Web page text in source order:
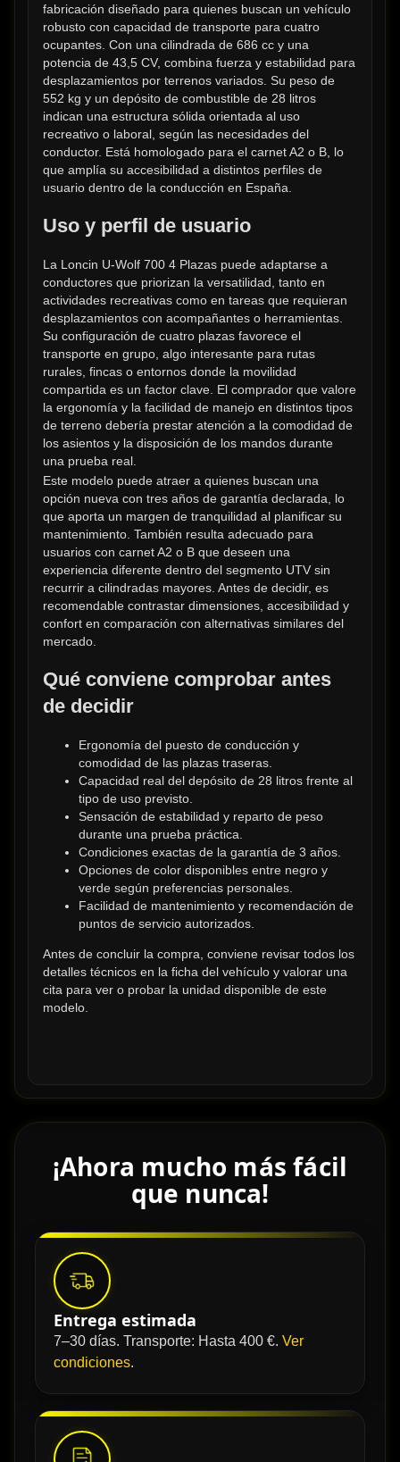
fabricación diseñado para quienes buscan un vehículo
robusto con capacidad de transporte para cuatro
ocupantes. Con una cilindrada de 686 cc y una
potencia de 43,5 CV, combina fuerza y estabilidad para
desplazamientos por terrenos variados. Su peso de
552 kg y un depósito de combustible de 28 litros
indican una estructura sólida orientada al uso
recreativo o laboral, según las necesidades del
conductor. Está homologado para el carnet A2 o B, lo
que amplía su accesibilidad a distintos perfiles de
usuario dentro de la conducción en España.
Uso y perfil de usuario
La Loncin U-Wolf 700 4 Plazas puede adaptarse a
conductores que priorizan la versatilidad, tanto en
actividades recreativas como en tareas que requieran
desplazamientos con acompañantes o herramientas.
Su configuración de cuatro plazas favorece el
transporte en grupo, algo interesante para rutas
rurales, fincas o entornos donde la movilidad
compartida es un factor clave. El comprador que valore
la ergonomía y la facilidad de manejo en distintos tipos
de terreno debería prestar atención a la comodidad de
los asientos y la disposición de los mandos durante
una prueba real.
Este modelo puede atraer a quienes buscan una
opción nueva con tres años de garantía declarada, lo
que aporta un margen de tranquilidad al planificar su
mantenimiento. También resulta adecuado para
usuarios con carnet A2 o B que deseen una
experiencia diferente dentro del segmento UTV sin
recurrir a cilindradas mayores. Antes de decidir, es
recomendable contrastar dimensiones, accesibilidad y
confort en comparación con alternativas similares del
mercado.
Qué conviene comprobar antes
de decidir
Ergonomía del puesto de conducción y
comodidad de las plazas traseras.
Capacidad real del depósito de 28 litros frente al
tipo de uso previsto.
Sensación de estabilidad y reparto de peso
durante una prueba práctica.
Condiciones exactas de la garantía de 3 años.
Opciones de color disponibles entre negro y
verde según preferencias personales.
Facilidad de mantenimiento y recomendación de
puntos de servicio autorizados.
Antes de concluir la compra, conviene revisar todos los
detalles técnicos en la ficha del vehículo y valorar una
cita para ver o probar la unidad disponible de este
modelo.
¡Ahora mucho más fácil
que nunca!
Entrega estimada
7–30 días. Transporte: Hasta 400 €. Ver
condiciones.